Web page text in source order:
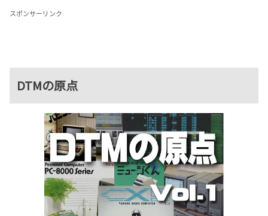
スポンサーリンク
DTMの原点